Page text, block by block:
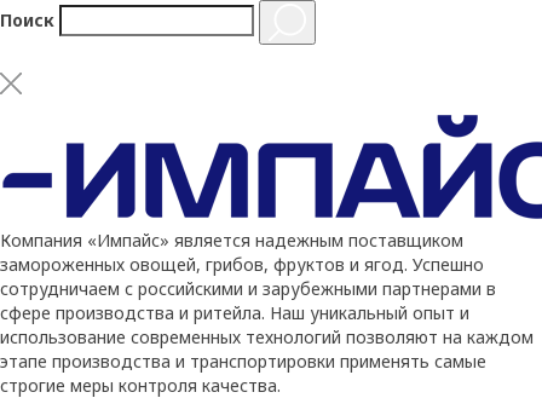
Поиск
Компания «Импайс» является надежным поставщиком
замороженных овощей, грибов, фруктов и ягод. Успешно
сотрудничаем с российскими и зарубежными партнерами в
сфере производства и ритейла. Наш уникальный опыт и
использование современных технологий позволяют на каждом
этапе производства и транспортировки применять самые
строгие меры контроля качества.